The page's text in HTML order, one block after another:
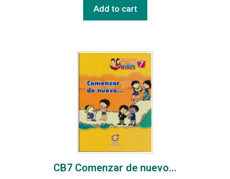
Add to cart
CB7 Comenzar de nuevo…